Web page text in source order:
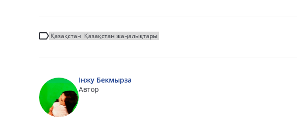
Қазақстан Қазақстан жаңалықтары
Інжу Бекмырза
Автор